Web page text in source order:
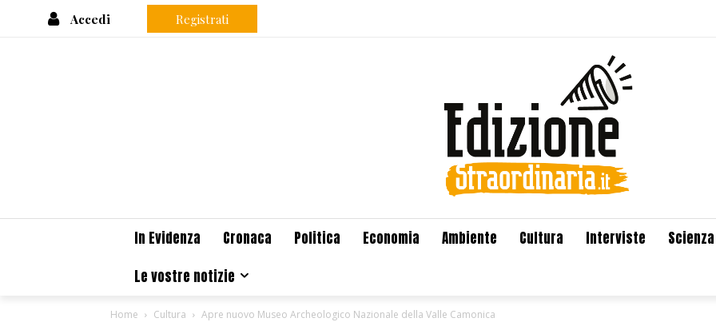
Accedi Registrati
In Evidenza Cronaca Politica Economia Ambiente Cultura Interviste
Scienza
Le vostre notizie
Home Cultura Apre nuovo Museo Archeologico Nazionale della Valle Camonica